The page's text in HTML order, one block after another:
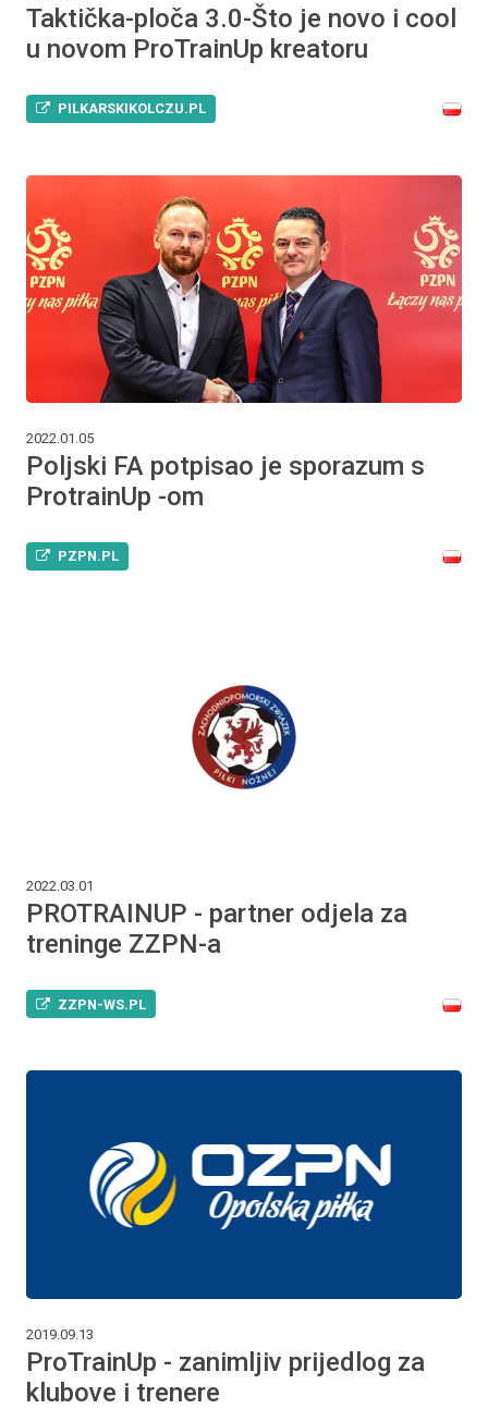
Taktička-ploča 3.0-Što je novo i cool
u novom ProTrainUp kreatoru
PILKARSKIKOLCZU.PL
2022.01.05
Poljski FA potpisao je sporazum s
ProtrainUp -om
PZPN.PL
2022.03.01
PROTRAINUP - partner odjela za
treninge ZZPN-a
ZZPN-WS.PL
2019.09.13
ProTrainUp - zanimljiv prijedlog za
klubove i trenere